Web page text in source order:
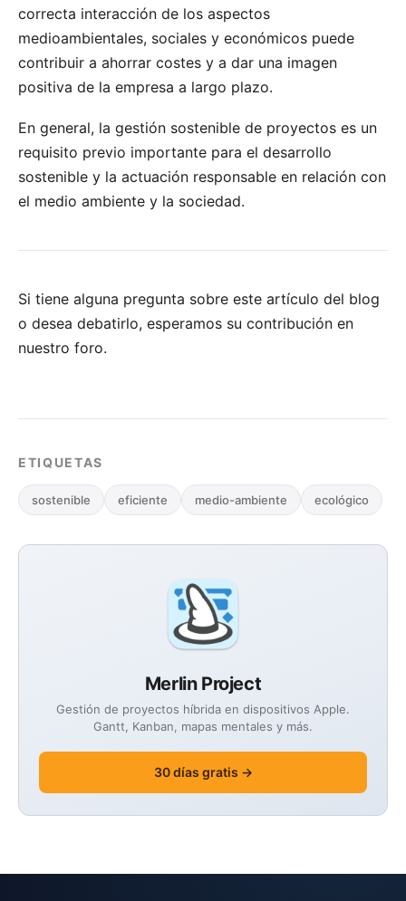
Merlin Project
Gestión de proyectos híbrida en dispositivos Apple.
Gantt, Kanban, mapas mentales y más.
30 días gratis →
correcta interacción de los aspectos
medioambientales, sociales y económicos puede
contribuir a ahorrar costes y a dar una imagen
positiva de la empresa a largo plazo.
En general, la gestión sostenible de proyectos es un
requisito previo importante para el desarrollo
sostenible y la actuación responsable en relación con
el medio ambiente y la sociedad.
Si tiene alguna pregunta sobre este artículo del blog
o desea debatirlo, esperamos su contribución en
nuestro foro.
ETIQUETAS
sostenible eficiente medio-ambiente ecológico